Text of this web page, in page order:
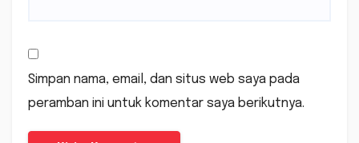
Simpan nama, email, dan situs web saya pada
peramban ini untuk komentar saya berikutnya.